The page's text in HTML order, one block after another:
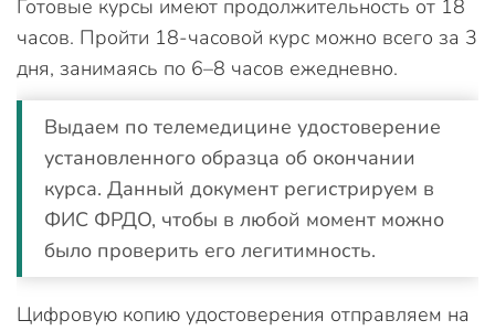
Готовые курсы имеют продолжительность от 18
часов. Пройти 18-часовой курс можно всего за 3
дня, занимаясь по 6–8 часов ежедневно.
Выдаем по телемедицине удостоверение
установленного образца об окончании
курса. Данный документ регистрируем в
ФИС ФРДО, чтобы в любой момент можно
было проверить его легитимность.
Цифровую копию удостоверения отправляем на